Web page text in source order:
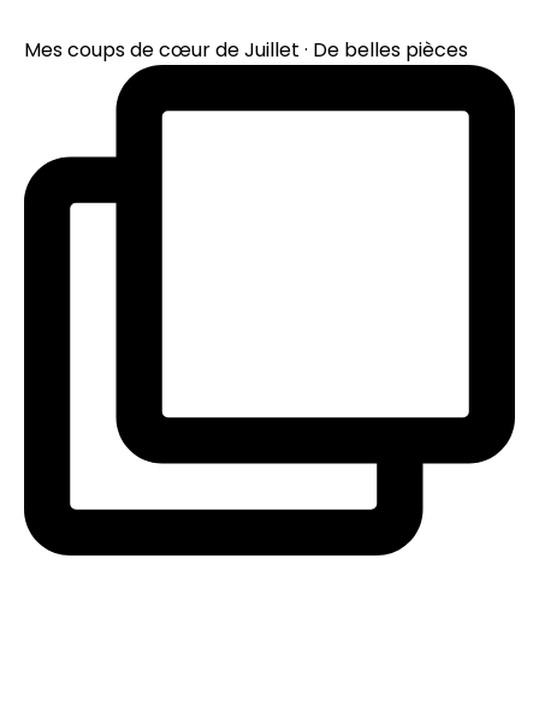
Mes coups de cœur de Juillet · De belles pièces